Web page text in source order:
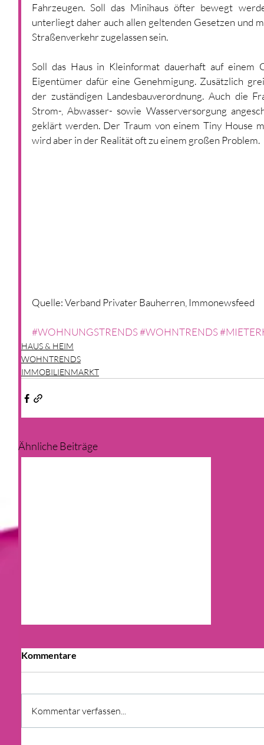
Fahrzeugen. Soll das Minihaus öfter bewegt
unterliegt daher auch allen geltenden Gesetzen und
Straßenverkehr zugelassen sein.
Soll das Haus in Kleinformat dauerhaft auf einem
Eigentümer dafür eine Genehmigung. Zusätzlich
der zuständigen Landesbauverordnung. Auch die
Strom-, Abwasser- sowie Wasserversorgung
geklärt werden. Der Traum von einem Tiny House
wird aber in der Realität oft zu einem großen Problem.
Quelle: Verband Privater Bauherren, Immonewsfeed
#WOHNUNGSTRENDS#WOHNTRENDS
HAUS & HEIM
WOHNTRENDS
IMMOBILIENMARKT
Ähnliche Beiträge
Kommentare
Kommentar verfassen...